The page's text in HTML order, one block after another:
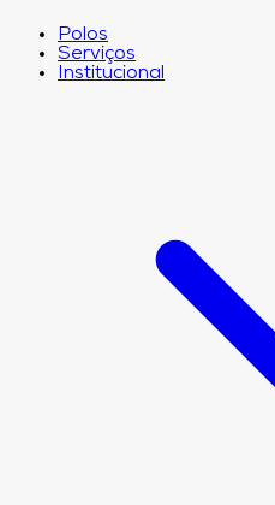
Polos
Serviços
Institucional